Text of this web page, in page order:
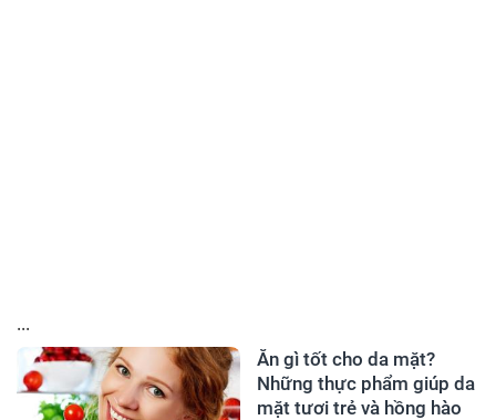
...
Ăn gì tốt cho da mặt?
Những thực phẩm giúp da
mặt tươi trẻ và hồng hào